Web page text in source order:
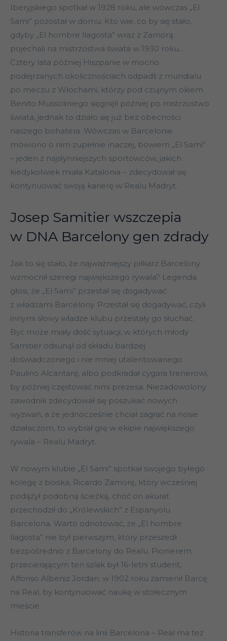
Iberyjskiego spotkał w 1928 roku, ale wówczas „El
Sami” pozostał w domu. Kto wie, co by się stało,
gdyby „El hombre llagosta” wraz z Zamorą
pojechali na mistrzostwa świata w 1930 roku…
Cztery lata później Hiszpanie w mocno
podejrzanych okolicznościach odpadli z mundialu
po meczu z Włochami, którzy pod czujnym okiem
Benito Mussoliniego sięgnęli później po mistrzostwo
świata, jednak to działo się już bez obecności
naszego bohatera. Wówczas w Barcelonie
mówiono o nim zupełnie inaczej, bowiem „El Sami”
– jeden z najsłynniejszych sportowców, jakich
kiedykolwiek miała Katalonia – zdecydował się
kontynuować swoją karierę w Realu Madryt.
Josep Samitier wszczepia
w DNA Barcelony gen zdrady
Jak to się stało, że najważniejszy piłkarz Barcelony
wzmocnił szeregi największego rywala? Legenda
głosi, że „El Sami” przestał się dogadywać
z władzami Barcelony. Przestał się dogadywać, czyli
innymi słowy władze klubu przestały go słuchać.
Być może miały dość sytuacji, w których młody
Samitier odsunął od składu bardziej
doświadczonego i nie mniej utalentowanego
Paulino Alcantarę, albo podkradał cygara trenerowi,
by później częstować nimi prezesa. Niezadowolony
zawodnik zdecydował się poszukać nowych
wyzwań, a że jednocześnie chciał zagrać na nosie
działaczom, to wybrał grę w ekipie największego
rywala – Realu Madryt.
W nowym klubie „El Sami” spotkał swojego byłego
kolegę z boiska, Ricardo Zamorę, który wcześniej
podążył podobną ścieżką, choć on akurat
przechodził do „Królewskich” z Espanyolu
Barcelona. Warto odnotować, że „El hombre
llagosta” nie był pierwszym, który przeszedł
bezpośrednio z Barcelony do Realu. Pionierem
przecierającym ten szlak był 16-letni student,
Alfonso Albeniz Jordan; w 1902 roku zamienił Barcę
na Real, by kontynuować naukę w stołecznym
mieście.
Historia transferów na linii Barcelona – Real ma też